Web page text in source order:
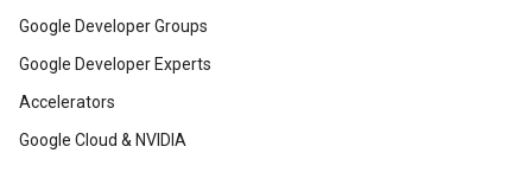
Google Developer Groups
Google Developer Experts
Accelerators
Google Cloud & NVIDIA